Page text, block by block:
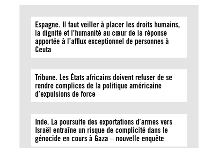
Espagne. Il faut veiller à placer les droits humains,
la dignité et l’humanité au cœur de la réponse
apportée à l’afflux exceptionnel de personnes à
Ceuta
Tribune. Les États africains doivent refuser de se
rendre complices de la politique américaine
d’expulsions de force
Inde. La poursuite des exportations d’armes vers
Israël entraîne un risque de complicité dans le
génocide en cours à Gaza – nouvelle enquête